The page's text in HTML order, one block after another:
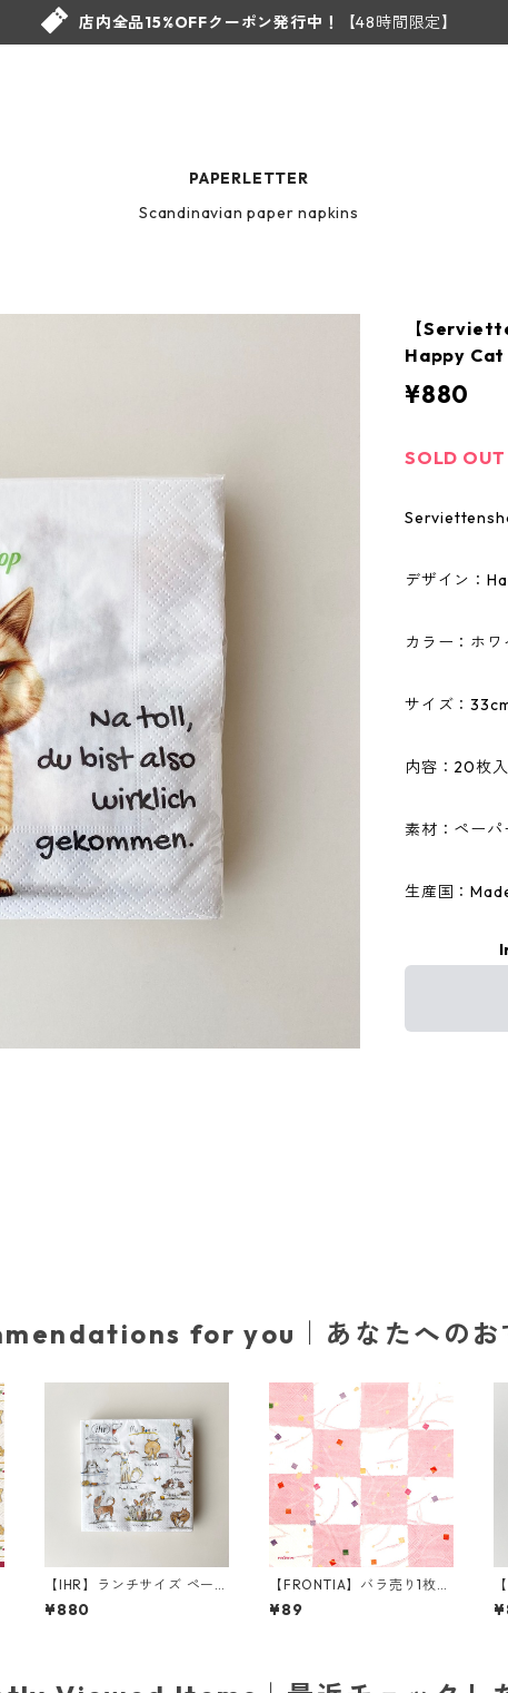
店内全品15%OFFクーポン発行中！ 【48時間限定】
PAPERLETTER
Scandinavian paper napkins
【
Happy Cat
¥880
SOLD OUT
デザイン：
カラー：ホワ
サイズ：
内容：20枚入
素材：ペーパ
生産国：
for you｜あなたへのお
【IHR】ランチサイズ ペーパ
ーナプキン EMOTION DOG
S ホワイト Anita Jeram 20
¥880
【FRONTIA】バラ売り1枚
ランチサイズ ペーパーナプ
キン 市松 ホワイト×ピンク
¥89